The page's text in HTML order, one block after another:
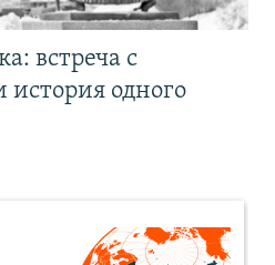
встреча с
одного